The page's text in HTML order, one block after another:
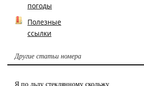
погоды
Полезные
ссылки
Другие статьи номера
Я по льду стеклянному скольжу